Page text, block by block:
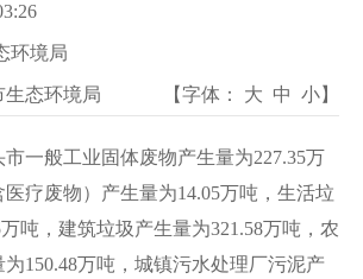
环境局
生态环境局 【字体： 大 中 小】
一般工业固体废物产生量为227.35万
疗废物）产生量为14.05万吨，生活垃
吨，建筑垃圾产生量为321.58万吨，农
150.48万吨，城镇污水处理厂污泥产